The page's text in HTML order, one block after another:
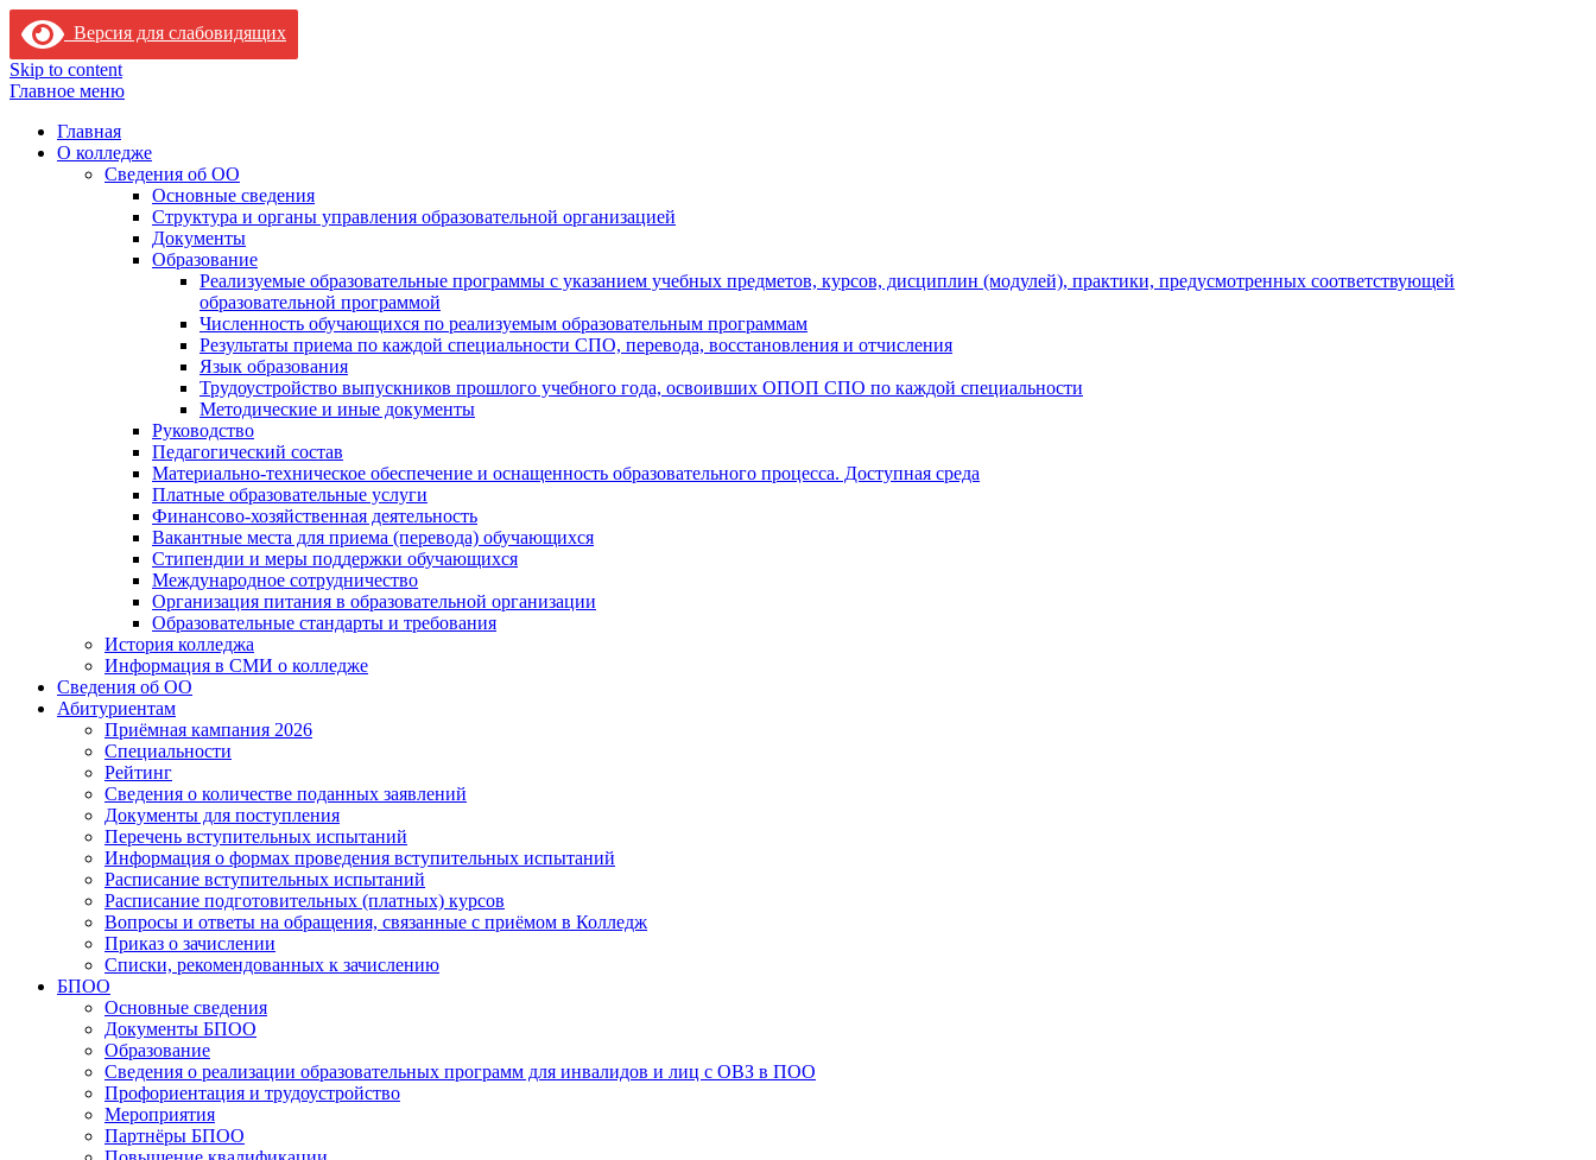
Версия для слабовидящих
Skip to content
Главное меню
Главная
О колледже
Сведения об ОО
Основные сведения
Структура и органы управления образовательной организацией
Документы
Образование
Реализуемые образовательные программы с указанием учебных предметов, курсов, дисциплин (модулей), практики, предусмотренных соответствующей
образовательной программой
Численность обучающихся по реализуемым образовательным программам
Результаты приема по каждой специальности СПО, перевода, восстановления и отчисления
Язык образования
Трудоустройство выпускников прошлого учебного года, освоивших ОПОП СПО по каждой специальности
Методические и иные документы
Руководство
Педагогический состав
Материально-техническое обеспечение и оснащенность образовательного процесса. Доступная среда
Платные образовательные услуги
Финансово-хозяйственная деятельность
Вакантные места для приема (перевода) обучающихся
Стипендии и меры поддержки обучающихся
Международное сотрудничество
Организация питания в образовательной организации
Образовательные стандарты и требования
История колледжа
Информация в СМИ о колледже
Сведения об ОО
Абитуриентам
Приёмная кампания 2026
Специальности
Рейтинг
Сведения о количестве поданных заявлений
Документы для поступления
Перечень вступительных испытаний
Информация о формах проведения вступительных испытаний
Расписание вступительных испытаний
Расписание подготовительных (платных) курсов
Вопросы и ответы на обращения, связанные с приёмом в Колледж
Приказ о зачислении
Списки, рекомендованных к зачислению
БПОО
Основные сведения
Документы БПОО
Образование
Сведения о реализации образовательных программ для инвалидов и лиц с ОВЗ в ПОО
Профориентация и трудоустройство
Мероприятия
Партнёры БПОО